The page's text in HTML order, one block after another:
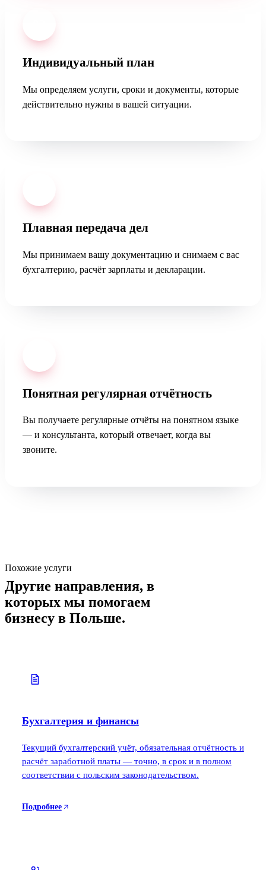
Индивидуальный план
Мы определяем услуги, сроки и документы, которые
действительно нужны в вашей ситуации.
Плавная передача дел
Мы принимаем вашу документацию и снимаем с вас
бухгалтерию, расчёт зарплаты и декларации.
Понятная регулярная отчётность
Вы получаете регулярные отчёты на понятном языке
— и консультанта, который отвечает, когда вы
звоните.
Похожие услуги
Другие направления, в
которых мы помогаем
бизнесу в Польше.
Бухгалтерия и финансы
Текущий бухгалтерский учёт, обязательная отчётность и
расчёт заработной платы — точно, в срок и в полном
соответствии с польским законодательством.
Подробнее